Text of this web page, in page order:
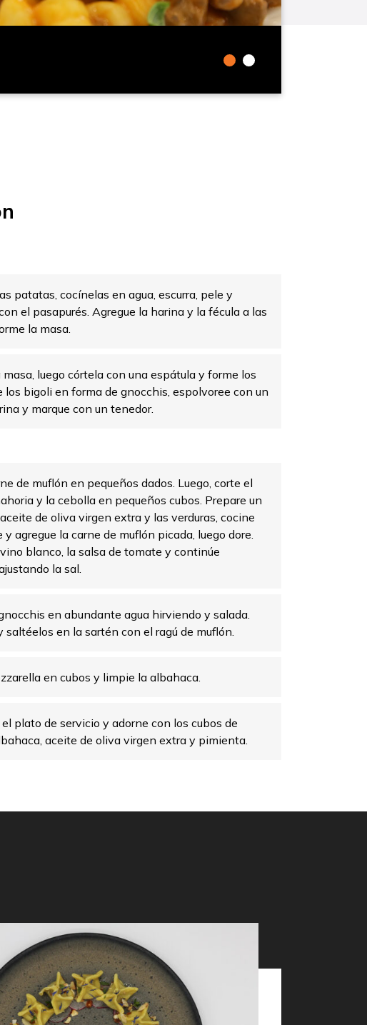
patatas, cocínelas en agua, escurra, pele y
el pasapurés. Agregue la harina y la fécula a las
la masa.
luego córtela con una espátula y forme los
los bigoli en forma de gnocchis, espolvoree con un
y marque con un tenedor.
de muflón en pequeños dados. Luego, corte el
y la cebolla en pequeños cubos. Prepare un
de oliva virgen extra y las verduras, cocine
agregue la carne de muflón picada, luego dore.
blanco, la salsa de tomate y continúe
la sal.
en abundante agua hirviendo y salada.
saltéelos en la sartén con el ragú de muflón.
en cubos y limpie la albahaca.
plato de servicio y adorne con los cubos de
aceite de oliva virgen extra y pimienta.